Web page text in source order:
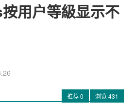
用户等級显示不
推荐0 浏览431